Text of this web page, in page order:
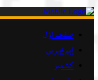
صفحہ اوّل
اہم خبریں
کشمیر